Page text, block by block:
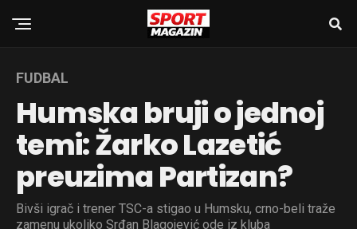
FUDBAL
Humska bruji o jednoj
temi: Žarko Lazetić
preuzima Partizan?
Bivši igrač i trener TSC-a stigao u Humsku, crno-beli traže
zamenu ukoliko Srđan Blagojević ode iz kluba